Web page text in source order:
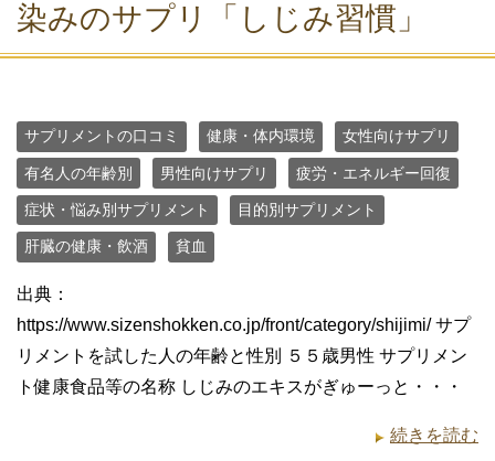
染みのサプリ「しじみ習慣」
サプリメントの口コミ 健康・体内環境 女性向けサプリ
有名人の年齢別 男性向けサプリ 疲労・エネルギー回復
症状・悩み別サプリメント 目的別サプリメント
肝臓の健康・飲酒 貧血
出典：
https://www.sizenshokken.co.jp/front/category/shijimi/ サプ
リメントを試した人の年齢と性別 ５５歳男性 サプリメン
ト健康食品等の名称 しじみのエキスがぎゅーっと・・・
続きを読む